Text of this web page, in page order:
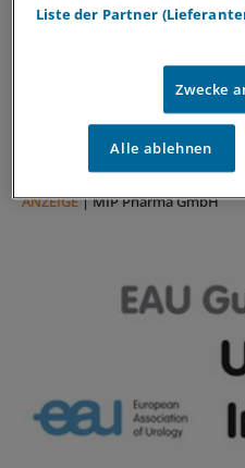
Forschungs-Update
besonderen
Für die
sind geringe
entscheidend. Eine neue
Antibiotikum beides erfüllt.
ANZEIGE|MIP Pharma GmbH
Liste der Partner
Zwecke
Alle ablehnen